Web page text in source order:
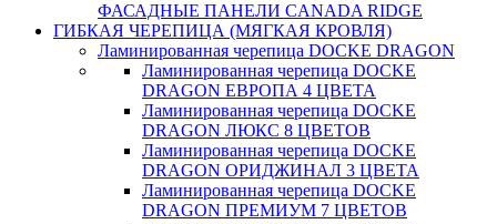
ФАСАДНЫЕ ПАНЕЛИ CANADA RIDGE
ГИБКАЯ ЧЕРЕПИЦА (МЯГКАЯ КРОВЛЯ)
Ламинированная черепица DOCKE DRAGON
Ламинированная черепица DOCKE
DRAGON ЕВРОПА 4 ЦВЕТА
Ламинированная черепица DOCKE
DRAGON ЛЮКС 8 ЦВЕТОВ
Ламинированная черепица DOCKE
DRAGON ОРИДЖИНАЛ 3 ЦВЕТА
Ламинированная черепица DOCKE
DRAGON ПРЕМИУМ 7 ЦВЕТОВ